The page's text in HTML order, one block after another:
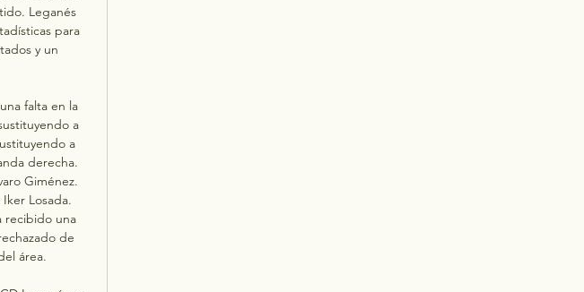
Leganés
para
y un
falta en la
a
a
derecha.
Giménez.
Losada.
recibido una
de
área.